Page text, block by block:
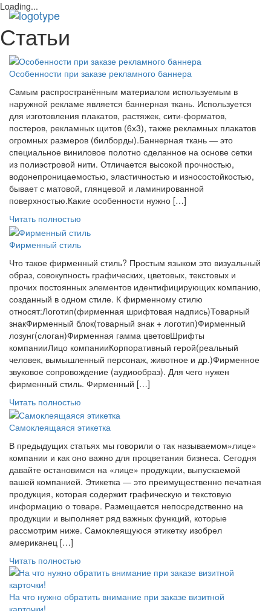
Loading...
Статьи
Особенности при заказе рекламного баннера
Самым распространённым материалом используемым в
наружной рекламе является баннерная ткань. Используется
для изготовления плакатов, растяжек, сити-форматов,
постеров, рекламных щитов (6х3), также рекламных плакатов
огромных размеров (билборды).Баннерная ткань — это
специальное виниловое полотно сделанное на основе сетки
из полиэстровой нити. Отличается высокой прочностью,
водонепроницаемостью, эластичностью и износостойкостью,
бывает с матовой, глянцевой и ламинированной
поверхностью.Какие особенности нужно […]
Читать полностью
Фирменный стиль
Что такое фирменный стиль? Простым языком это визуальный
образ, совокупность графических, цветовых, текстовых и
прочих постоянных элементов идентифицирующих компанию,
созданный в одном стиле. К фирменному стилю
относят:Логотип(фирменная шрифтовая надпись)Товарный
знакФирменный блок(товарный знак + логотип)Фирменный
лозунг(слоган)Фирменная гамма цветовШрифты
компанииЛицо компанииКорпоративный герой(реальный
человек, вымышленный персонаж, животное и др.)Фирменное
звуковое сопровождение (аудиообраз). Для чего нужен
фирменный стиль. Фирменный […]
Читать полностью
Самоклеящаяся этикетка
В предыдущих статьях мы говорили о так называемом»лице»
компании и как оно важно для процветания бизнеса. Сегодня
давайте остановимся на «лице» продукции, выпускаемой
вашей компанией. Этикетка — это преимущественно печатная
продукция, которая содержит графическую и текстовую
информацию о товаре. Размещается непосредственно на
продукции и выполняет ряд важных функций, которые
рассмотрим ниже. Самоклеящуюся этикетку изобрел
американец […]
Читать полностью
На что нужно обратить внимание при заказе визитной
карточки!